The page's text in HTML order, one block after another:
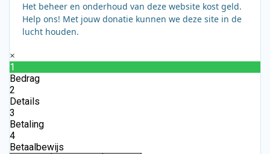
Het beheer en onderhoud van deze website kost geld.
Help ons! Met jouw donatie kunnen we deze site in de
lucht houden.